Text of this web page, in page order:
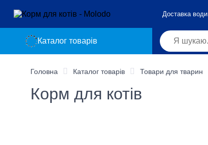
Доставка води
Каталог товарів
Головна Каталог товарів Товари для тварин
Корм для котів